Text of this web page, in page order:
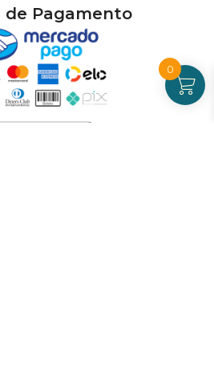
de Pagamento
0